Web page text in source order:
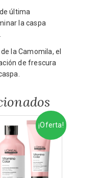
última
la caspa
la Camomila, el
de frescura
¡Oferta!